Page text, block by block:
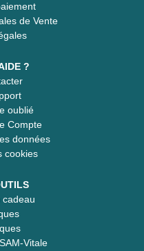
de Vente
?
oublié
Compte
données
cookies
Vitale